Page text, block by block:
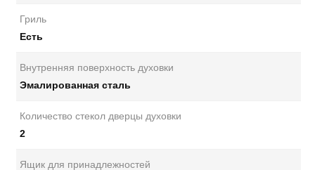
Гриль
Есть
Внутренняя поверхность духовки
Эмалированная сталь
Количество стекол дверцы духовки
2
Ящик для принадлежностей